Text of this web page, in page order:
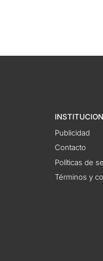
Publicidad
Contacto
Políticas de
Términos y